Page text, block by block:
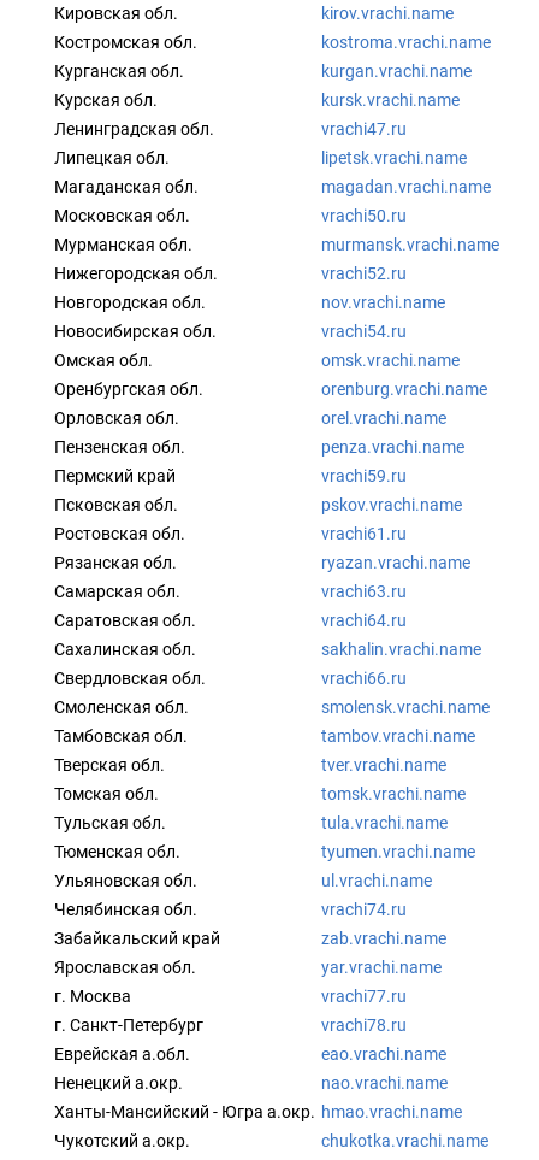
Кировская обл.
kirov.vrachi.name
Костромская обл.
kostroma.vrachi.name
Курганская обл.
kurgan.vrachi.name
Курская обл.
kursk.vrachi.name
Ленинградская обл.
vrachi47.ru
Липецкая обл.
lipetsk.vrachi.name
Магаданская обл.
magadan.vrachi.name
Московская обл.
vrachi50.ru
Мурманская обл.
murmansk.vrachi.name
Нижегородская обл.
vrachi52.ru
Новгородская обл.
nov.vrachi.name
Новосибирская обл.
vrachi54.ru
Омская обл.
omsk.vrachi.name
Оренбургская обл.
orenburg.vrachi.name
Орловская обл.
orel.vrachi.name
Пензенская обл.
penza.vrachi.name
Пермский край
vrachi59.ru
Псковская обл.
pskov.vrachi.name
Ростовская обл.
vrachi61.ru
Рязанская обл.
ryazan.vrachi.name
Самарская обл.
vrachi63.ru
Саратовская обл.
vrachi64.ru
Сахалинская обл.
sakhalin.vrachi.name
Свердловская обл.
vrachi66.ru
Смоленская обл.
smolensk.vrachi.name
Тамбовская обл.
tambov.vrachi.name
Тверская обл.
tver.vrachi.name
Томская обл.
tomsk.vrachi.name
Тульская обл.
tula.vrachi.name
Тюменская обл.
tyumen.vrachi.name
Ульяновская обл.
ul.vrachi.name
Челябинская обл.
vrachi74.ru
Забайкальский край
zab.vrachi.name
Ярославская обл.
yar.vrachi.name
г. Москва
vrachi77.ru
г. Санкт-Петербург
vrachi78.ru
Еврейская а.обл.
eao.vrachi.name
Ненецкий а.окр.
nao.vrachi.name
Ханты-Мансийский - Югра а.окр. hmao.vrachi.name
Чукотский а.окр.
chukotka.vrachi.name